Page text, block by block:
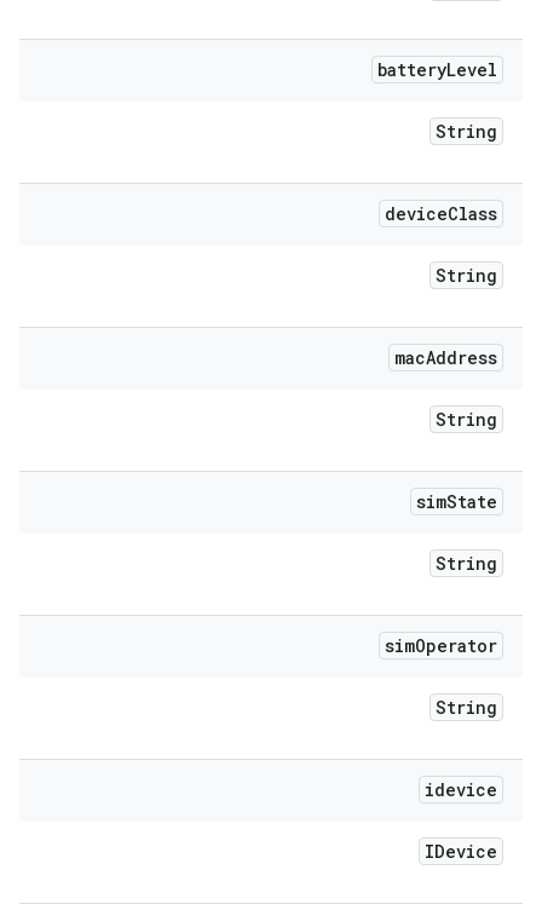
batteryLevel
String
deviceClass
String
macAddress
String
simState
String
simOperator
String
idevice
IDevice